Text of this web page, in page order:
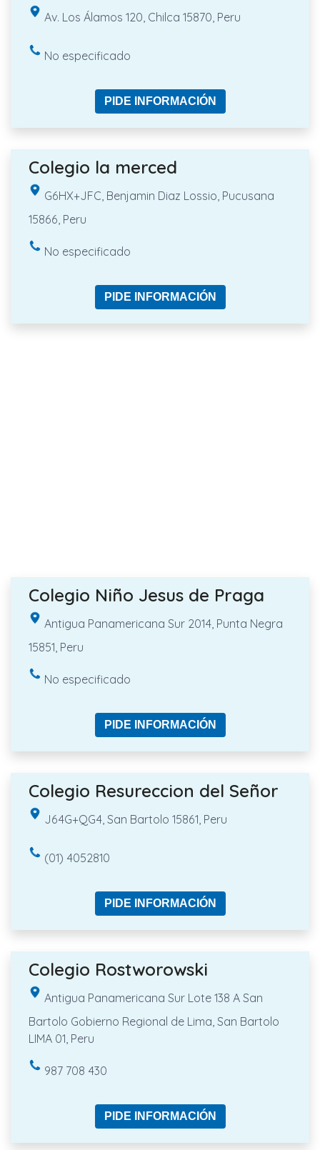
Av. Los Álamos 120, Chilca 15870, Peru
No especificado
PIDE INFORMACIÓN
Colegio la merced
G6HX+JFC, Benjamin Diaz Lossio, Pucusana
15866, Peru
No especificado
PIDE INFORMACIÓN
Colegio Niño Jesus de Praga
Antigua Panamericana Sur 2014, Punta Negra
15851, Peru
No especificado
PIDE INFORMACIÓN
Colegio Resureccion del Señor
J64G+QG4, San Bartolo 15861, Peru
(01) 4052810
PIDE INFORMACIÓN
Colegio Rostworowski
Antigua Panamericana Sur Lote 138 A San
Bartolo Gobierno Regional de Lima, San Bartolo
LIMA 01, Peru
987 708 430
PIDE INFORMACIÓN